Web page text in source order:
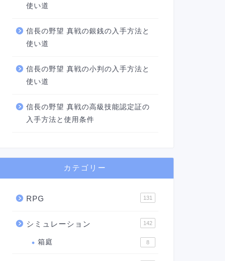
使い道
信長の野望 真戦の銀銭の入手方法と
使い道
信長の野望 真戦の小判の入手方法と
使い道
信長の野望 真戦の高級技能認定証の
入手方法と使用条件
カテゴリー
RPG 131
シミュレーション 142
箱庭 8